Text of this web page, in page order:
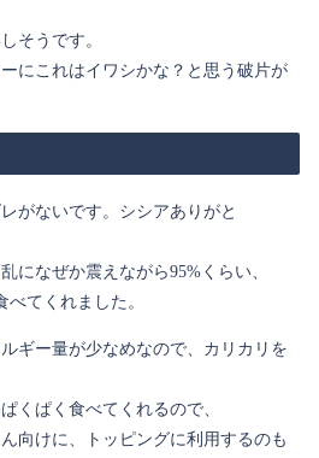
そうです。
にこれはイワシかな？と思う破片が
がないです。シシアありがと
になぜか震えながら95%くらい、
べてくれました。
ギー量が少なめなので、カリカリを
くぱく食べてくれるので、
向けに、トッピングに利用するのも